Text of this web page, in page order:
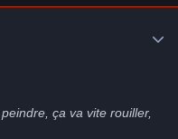
ça va vite rouiller,